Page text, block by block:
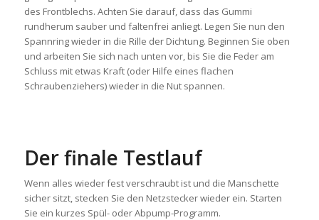
des Frontblechs. Achten Sie darauf, dass das Gummi
rundherum sauber und faltenfrei anliegt. Legen Sie nun den
Spannring wieder in die Rille der Dichtung. Beginnen Sie oben
und arbeiten Sie sich nach unten vor, bis Sie die Feder am
Schluss mit etwas Kraft (oder Hilfe eines flachen
Schraubenziehers) wieder in die Nut spannen.
Der finale Testlauf
Wenn alles wieder fest verschraubt ist und die Manschette
sicher sitzt, stecken Sie den Netzstecker wieder ein. Starten
Sie ein kurzes Spül- oder Abpump-Programm.